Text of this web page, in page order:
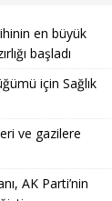
en büyük
başladı
için Sağlık
ve gazilere
AK Parti’nin